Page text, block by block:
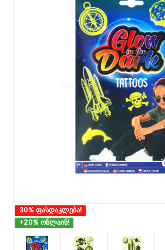
30% ფასდაკლება!
+20% ონლაინ!